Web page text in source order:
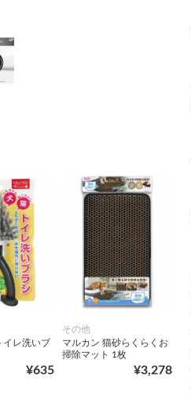
イレ洗いブ
¥635
その他
マルカン 猫砂らくらくお
掃除マット 1枚
¥3,278